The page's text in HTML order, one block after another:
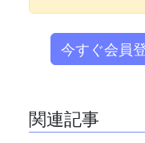
今すぐ会員
関連記事